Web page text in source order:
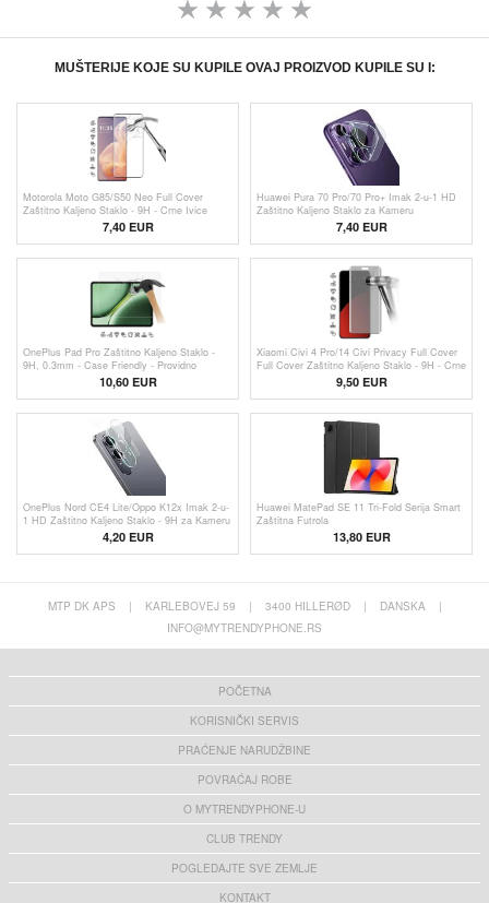
MUŠTERIJE KOJE SU KUPILE OVAJ PROIZVOD KUPILE SU I:
Motorola Moto G85/S50 Neo Full Cover
Zaštitno Kaljeno Staklo - 9H - Crne Ivice
7,40 EUR
Huawei Pura 70 Pro/70 Pro+ Imak 2-u-1 HD
Zaštitno Kaljeno Staklo za Kameru
7,40 EUR
OnePlus Pad Pro Zaštitno Kaljeno Staklo -
9H, 0.3mm - Case Friendly - Providno
10,60 EUR
Xiaomi Civi 4 Pro/14 Civi Privacy Full Cover
Full Cover Zaštitno Kaljeno Staklo - 9H - Crne
9,50 EUR
OnePlus Nord CE4 Lite/Oppo K12x Imak 2-u-
1 HD Zaštitno Kaljeno Staklo - 9H za Kameru
4,20EUR
Huawei MatePad SE 11 Tri-Fold Serija Smart
Zaštitna Futrola
13,80 EUR
MTP DK APS | KARLEBOVEJ 59 | 3400 HILLERØD | DANSKA
|
INFO@MYTRENDYPHONE.RS
POČETNA
KORISNIČKI SERVIS
PRAĆENJE NARUDŽBINE
POVRAĆAJ ROBE
O MYTRENDYPHONE-U
CLUB TRENDY
POGLEDAJTE SVE ZEMLJE
KONTAKT